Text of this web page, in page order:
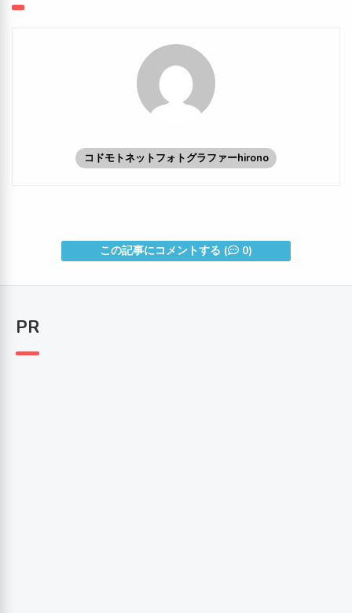
コドモトネットフォトグラファーhirono
この記事にコメントする ( 0)
PR